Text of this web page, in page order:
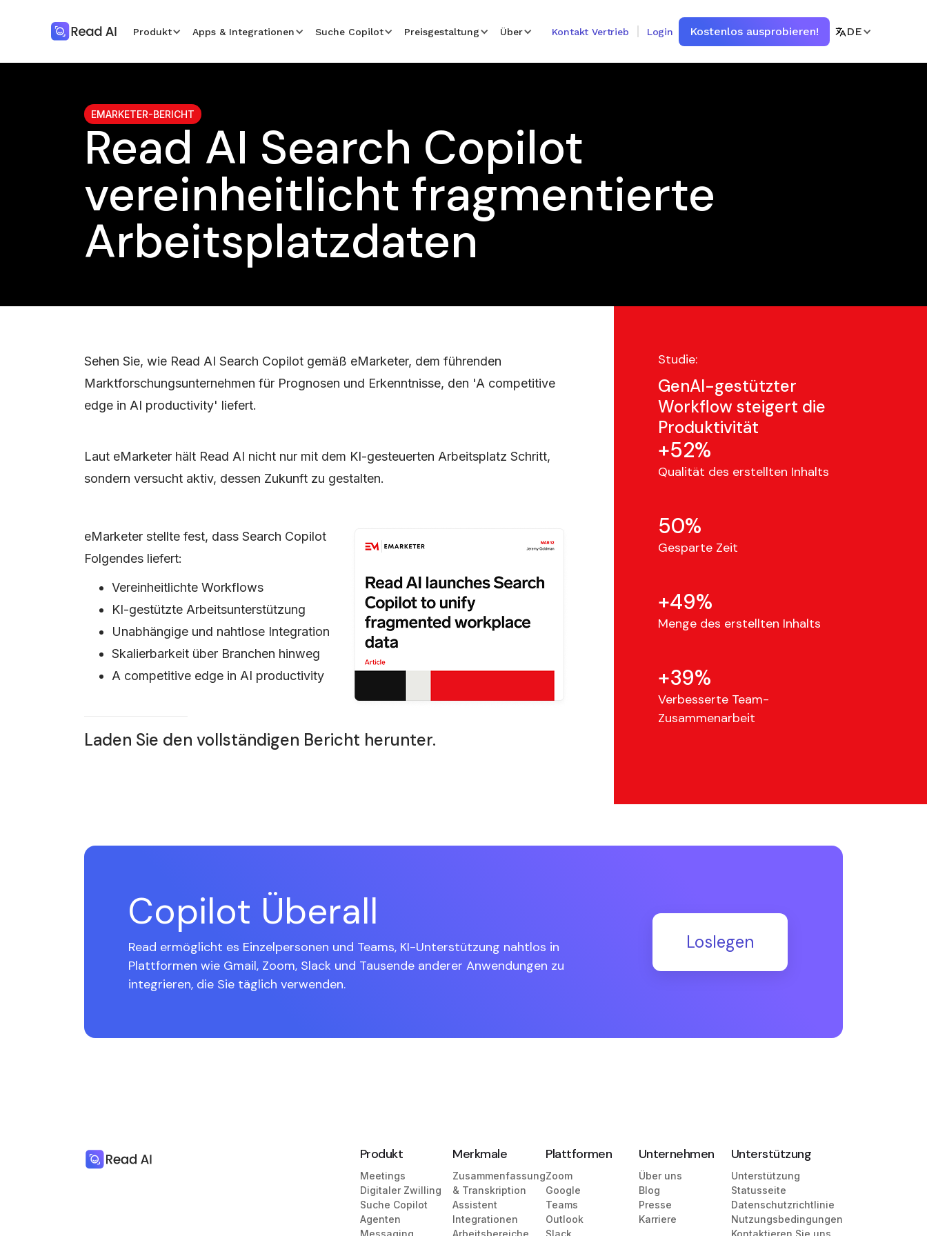
Produkt Apps & Integrationen Suche Copilot Preisgestaltung Über Kontakt Vertrieb Login Kostenlos ausprobieren! DE
EMARKETER-BERICHT
Read AI Search Copilot
vereinheitlicht fragmentierte
Arbeitsplatzdaten
Sehen Sie, wie Read AI Search Copilot gemäß eMarketer, dem führenden
Marktforschungsunternehmen für Prognosen und Erkenntnisse, den 'A competitive
edge in AI productivity' liefert.
Laut eMarketer hält Read AI nicht nur mit dem KI-gesteuerten Arbeitsplatz Schritt,
sondern versucht aktiv, dessen Zukunft zu gestalten.
eMarketer stellte fest, dass Search Copilot
Folgendes liefert:
Vereinheitlichte Workflows
KI-gestützte Arbeitsunterstützung
Unabhängige und nahtlose Integration
Skalierbarkeit über Branchen hinweg
A competitive edge in AI productivity
Laden Sie den vollständigen Bericht herunter.
Studie:
GenAI-gestützter
Workflow steigert die
Produktivität
+52%
Qualität des erstellten Inhalts
50%
Gesparte Zeit
+49%
Menge des erstellten Inhalts
+39%
Verbesserte Team-
Zusammenarbeit
Copilot Überall
Read ermöglicht es Einzelpersonen und Teams, KI-Unterstützung nahtlos in
Plattformen wie Gmail, Zoom, Slack und Tausende anderer Anwendungen zu
integrieren, die Sie täglich verwenden.
Loslegen
Produkt
Meetings
Digitaler Zwilling
Suche Copilot
Agenten
Messaging
Merkmale
Zusammenfassung
& Transkription
Assistent
Integrationen
Arbeitsbereiche
Plattformen
Zoom
Google
Teams
Outlook
Slack
Unternehmen
Über uns
Blog
Presse
Karriere
Unterstützung
Unterstützung
Statusseite
Datenschutzrichtlinie
Nutzungsbedingungen
Kontaktieren Sie uns